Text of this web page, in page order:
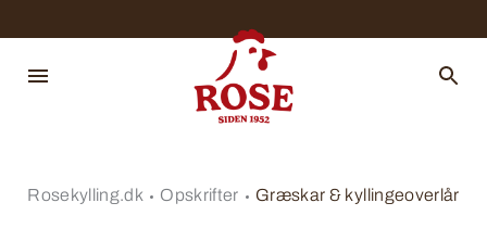
Rosekylling.dk Opskrifter Græskar & kyllingeoverlår